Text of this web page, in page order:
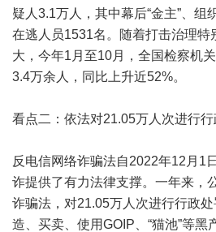
疑人3.1万人，其中幕后“金主”、组
在逃人员1531名。随着打击治理特
大，今年1月至10月，全国检察机
3.4万余人，同比上升近52%。
看点二：依法对21.05万人次进行行
反电信网络诈骗法自2022年12月1
诈提供了有力法律支撑。一年来，
诈骗法，对21.05万人次进行行政
造、买卖、使用GOIP、“猫池”等黑